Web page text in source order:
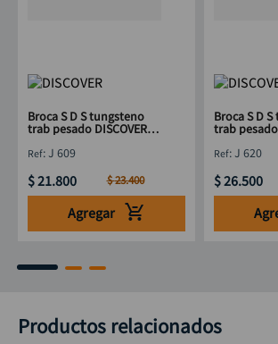
Broca S D S tungsteno
trab pesado DISCOVER
:J 609
$21.800 $23.400
Agregar
Broca S D
trab pesado
:J 620
$26.500
Productos relacionados